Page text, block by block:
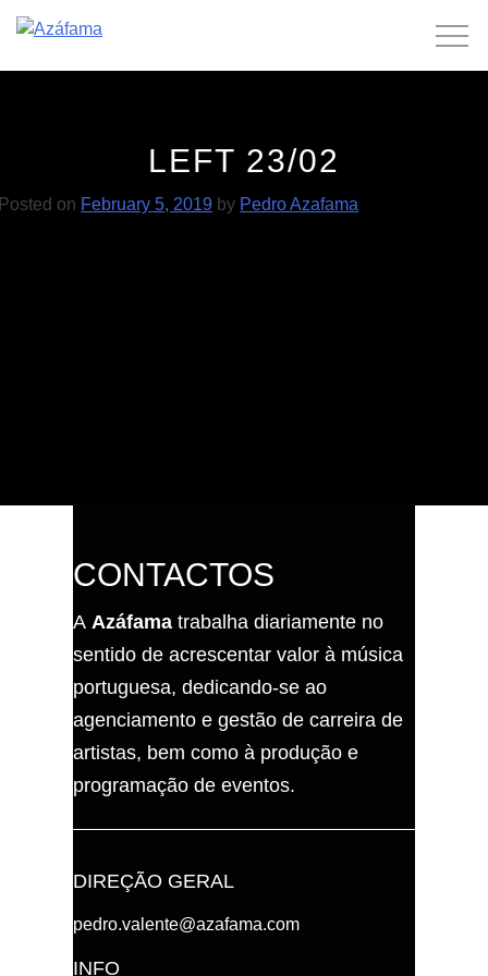
LEFT 23/02
on February 5, 2019 by Pedro Azafama
CONTACTOS
A Azáfama trabalha diariamente no
sentido de acrescentar valor à música
portuguesa, dedicando-se ao
agenciamento e gestão de carreira de
artistas, bem como à produção e
programação de eventos.
DIREÇÃO GERAL
pedro.valente@azafama.com
INFO